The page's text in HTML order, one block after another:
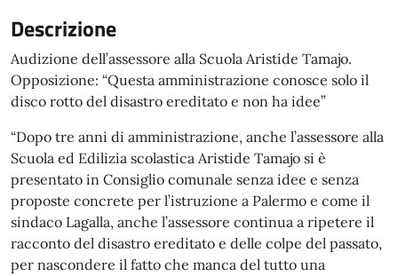
Descrizione
Audizione dell’assessore alla Scuola Aristide Tamajo.
Opposizione: “Questa amministrazione conosce solo il
disco rotto del disastro ereditato e non ha idee”
“Dopo tre anni di amministrazione, anche l’assessore alla
Scuola ed Edilizia scolastica Aristide Tamajo si è
presentato in Consiglio comunale senza idee e senza
proposte concrete per l’istruzione a Palermo e come il
sindaco Lagalla, anche l’assessore continua a ripetere il
racconto del disastro ereditato e delle colpe del passato,
per nascondere il fatto che manca del tutto una